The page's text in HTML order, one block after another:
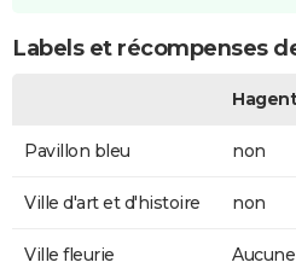
Labels et récompenses
Pavillon bleu non
Ville d'art et d'histoire non
Ville fleurie